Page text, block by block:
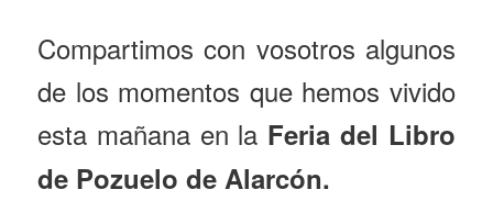
Compartimos con vosotros algunos
de los momentos que hemos vivido
esta mañana en la Feria del Libro
de Pozuelo de Alarcón.